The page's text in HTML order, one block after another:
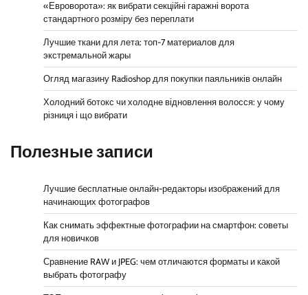
«Евроворота»: як вибрати секційні гаражні ворота
стандартного розміру без переплати
Лучшие ткани для лета: топ-7 материалов для
экстремальной жары
Огляд магазину Radioshop для покупки паяльників онлайн
Холодний ботокс чи холодне відновлення волосся: у чому
різниця і що вибрати
Полезные записи
Лучшие бесплатные онлайн-редакторы изображений для
начинающих фотографов
Как снимать эффектные фотографии на смартфон: советы
для новичков
Сравнение RAW и JPEG: чем отличаются форматы и какой
выбрать фотографу